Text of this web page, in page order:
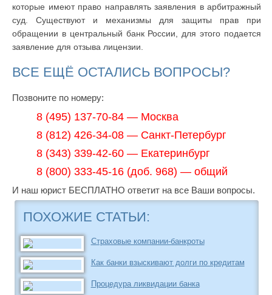
которые имеют право направлять заявления в арбитражный
суд. Существуют и механизмы для защиты прав при
обращении в центральный банк России, для этого подается
заявление для отзыва лицензии.
ВСЕ ЕЩЁ ОСТАЛИСЬ ВОПРОСЫ?
Позвоните по номеру:
8 (495) 137-70-84 — Москва
8 (812) 426-34-08 — Санкт-Петербург
8 (343) 339-42-60 — Екатеринбург
8 (800) 333-45-16 (доб. 968) — общий
И наш юрист БЕСПЛАТНО ответит на все Ваши вопросы.
ПОХОЖИЕ СТАТЬИ:
Страховые компании-банкроты
Как банки взыскивают долги по кредитам
Процедура ликвидации банка